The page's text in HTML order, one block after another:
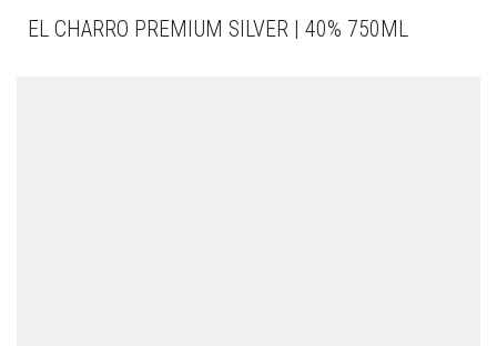
EL CHARRO PREMIUM SILVER | 40% 750ML